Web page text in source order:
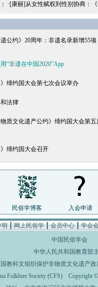
·[康丽]从女性赋权到性别协商：
公约》20周年：非遗名录新增55项
“非遗在中国2020”App
缔约国大会第七次会议举办
法律
质文化遗产公约》缔约国大会第五
缔约国大会召开
民俗学博客 入会申请
明┃网上民俗学┃会员中心┃学会
中国民俗学会
中华人民共和国教育部
教科文组织保护非物质文化遗产
Folklore Society (CFS)Copyright ©